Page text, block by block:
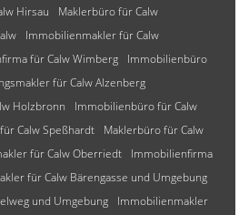
Hirsau
Maklerbüro für Calw
Immobilienmakler für Calw
für Calw Wimberg
Immobilienbüro
für Calw Alzenberg
Holzbronn
Immobilienbüro für Calw
Calw Speßhardt
Maklerbüro für Calw
für Calw Oberriedt
Immobilienfirma
für Calw Bärengasse und Umgebung
und Umgebung
Immobilienmakler